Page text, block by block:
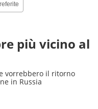
più vicino al
vorrebbero il ritorno
in Russia